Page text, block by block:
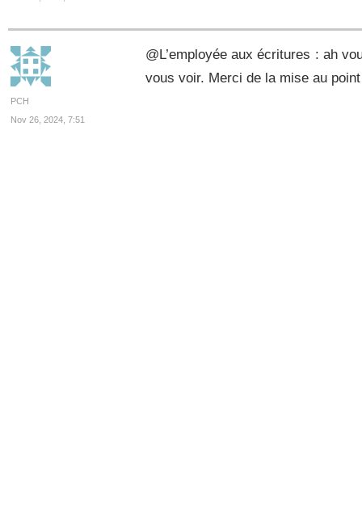
PCH
Nov 26, 2024, 7:51
@L’employée aux écritures : ah
vous voir. Merci de la mise au